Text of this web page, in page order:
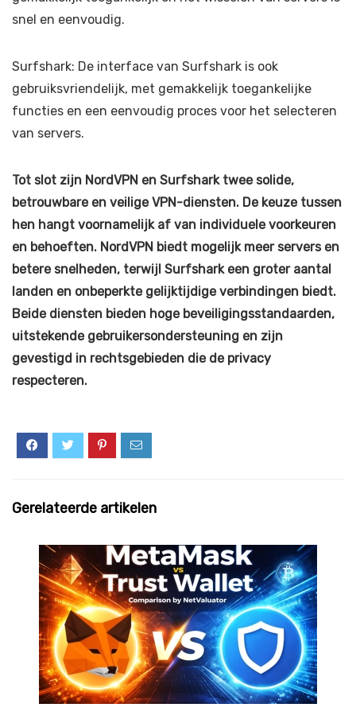
snel en eenvoudig.
Surfshark: De interface van Surfshark is ook
gebruiksvriendelijk, met gemakkelijk toegankelijke
functies en een eenvoudig proces voor het selecteren
van servers.
Tot slot zijn NordVPN en Surfshark twee solide,
betrouwbare en veilige VPN-diensten. De keuze tussen
hen hangt voornamelijk af van individuele voorkeuren
en behoeften. NordVPN biedt mogelijk meer servers en
betere snelheden, terwijl Surfshark een groter aantal
landen en onbeperkte gelijktijdige verbindingen biedt.
Beide diensten bieden hoge beveiligingsstandaarden,
uitstekende gebruikersondersteuning en zijn
gevestigd in rechtsgebieden die de privacy
respecteren.
Gerelateerde artikelen